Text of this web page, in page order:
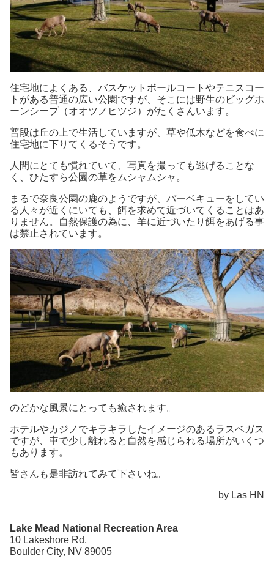
住宅地によくある、バスケットボールコートやテニスコー
トがある普通の広い公園ですが、そこには野生のビッグホ
ーンシープ（オオツノヒツジ）がたくさんいます。
普段は丘の上で生活していますが、草や低木などを食べに
住宅地に下りてくるそうです。
人間にとても慣れていて、写真を撮っても逃げることな
く、ひたすら公園の草をムシャムシャ。
まるで奈良公園の鹿のようですが、バーベキューをしてい
る人々が近くにいても、餌を求めて近づいてくることはあ
りません。自然保護の為に、羊に近づいたり餌をあげる事
は禁止されています。
のどかな風景にとっても癒されます。
ホテルやカジノでキラキラしたイメージのあるラスベガス
ですが、車で少し離れると自然を感じられる場所がいくつ
もあります。
皆さんも是非訪れてみて下さいね。
by Las HN
Lake Mead National Recreation Area
10 Lakeshore Rd,
Boulder City, NV 89005